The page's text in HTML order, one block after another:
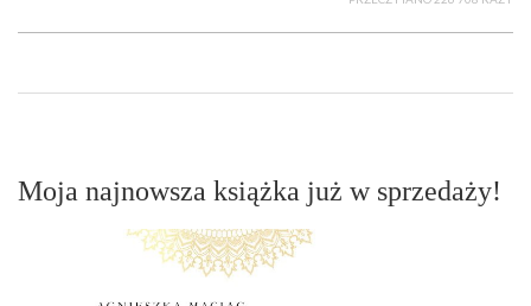
Moja najnowsza książka już w sprzedaży!